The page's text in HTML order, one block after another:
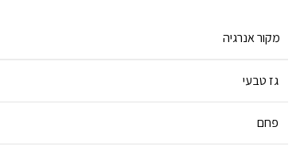
מקור אנרגיה
גז טבעי
פחם